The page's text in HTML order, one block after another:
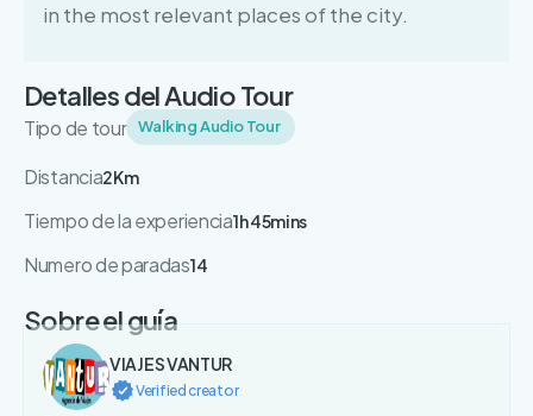
in the most relevant places of the city.
Detalles del Audio Tour
Tipo de tour Walking Audio Tour
Distancia2Km
Tiempo de la experiencia1h 45mins
Numero de paradas14
Sobre el guía
VIAJES VANTUR
Verified creator